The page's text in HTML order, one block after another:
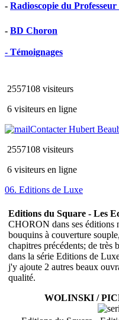
- Radioscopie du
- BD Choron
- Témoignages
2557108 visiteurs
6 visiteurs en ligne
Contacter Hubert
2557108 visiteurs
6 visiteurs en ligne
06. Editions de Luxe
Editions du Square - Les
CHORON dans ses éditions
bouquins à couverture
chapitres précédents; de très
dans la série Editions de
j'y ajoute 2 autres beaux
qualité.
WOLINSKI /